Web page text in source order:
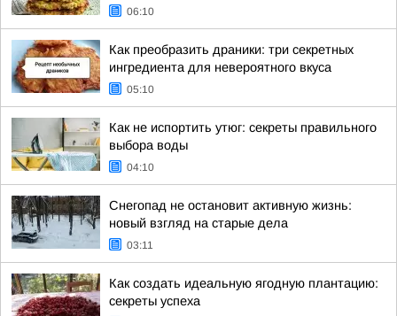
06:10
Как преобразить драники: три секретных
ингредиента для невероятного вкуса
05:10
Как не испортить утюг: секреты правильного
выбора воды
04:10
Снегопад не остановит активную жизнь:
новый взгляд на старые дела
03:11
Как создать идеальную ягодную плантацию:
секреты успеха